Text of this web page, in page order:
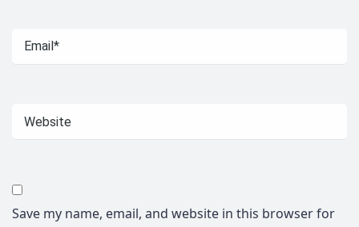
Save my name, email, and website in this browser for